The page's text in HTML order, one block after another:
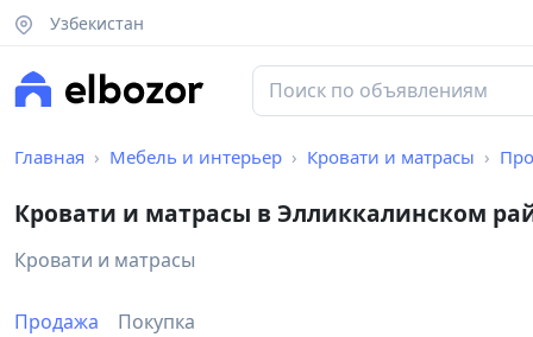
Узбекистан
Главная Мебель и интерьер Кровати и матрасы
Кровати и матрасы в Элликкалинском
Кровати и матрасы
Продажа Покупка